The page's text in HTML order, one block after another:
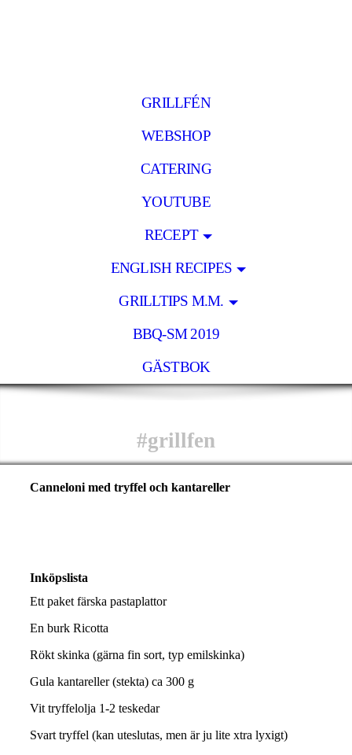
GRILLFÉN
WEBSHOP
CATERING
YOUTUBE
RECEPT
ENGLISH RECIPES
GRILLTIPS M.M.
BBQ-SM 2019
GÄSTBOK
#grillfen
Canneloni med tryffel och kantareller
Inköpslista
Ett paket färska pastaplattor
En burk Ricotta
Rökt skinka (gärna fin sort, typ emilskinka)
Gula kantareller (stekta) ca 300 g
Vit tryffelolja 1-2 teskedar
Svart tryffel (kan uteslutas, men är ju lite xtra lyxigt)